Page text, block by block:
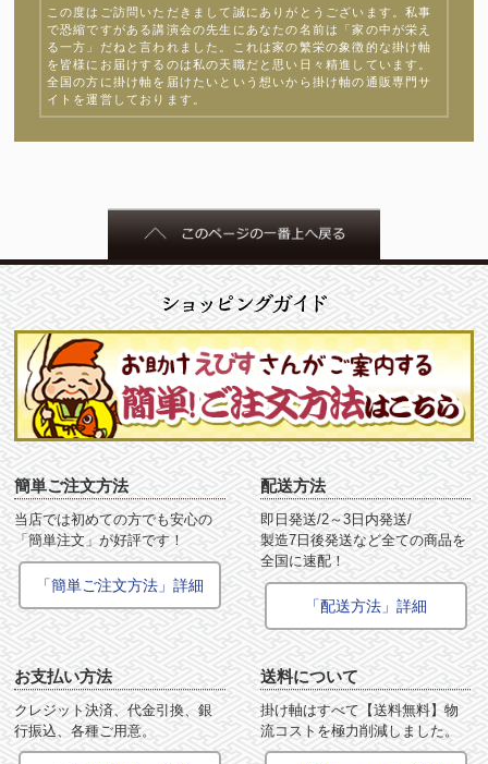
この度はご訪問いただきまして誠にありがとうございます。私事
で恐縮ですがある講演会の先生にあなたの名前は「家の中が栄え
る一方」だねと言われました。これは家の繁栄の象徴的な掛け軸
を皆様にお届けするのは私の天職だと思い日々精進しています。
全国の方に掛け軸を届けたいという想いから掛け軸の通販専門サ
イトを運営しております。
簡単ご注文方法
当店では初めての方でも安心の
「簡単注文」が好評です！
「簡単ご注文方法」詳細
配送方法
即日発送/2～3日内発送/
製造7日後発送など全ての商品を
全国に速配！
「配送方法」詳細
お支払い方法
クレジット決済、代金引換、銀
行振込、各種ご用意。
送料について
掛け軸はすべて【送料無料】物
流コストを極力削減しました。